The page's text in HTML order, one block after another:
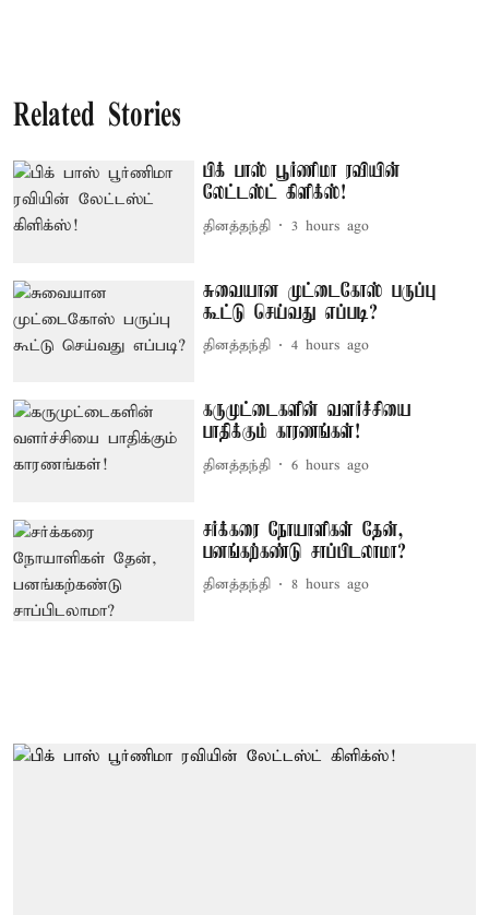
Related Stories
பிக் பாஸ் பூர்ணிமா ரவியின்
லேட்டஸ்ட் கிளிக்ஸ்!
தினத்தந்தி 3 hours ago
சுவையான முட்டைகோஸ் பருப்பு
கூட்டு செய்வது எப்படி?
தினத்தந்தி 4 hours ago
கருமுட்டைகளின் வளர்ச்சியை
பாதிக்கும் காரணங்கள்!
தினத்தந்தி 6 hours ago
சர்க்கரை நோயாளிகள் தேன்,
பனங்கற்கண்டு சாப்பிடலாமா?
தினத்தந்தி 8 hours ago